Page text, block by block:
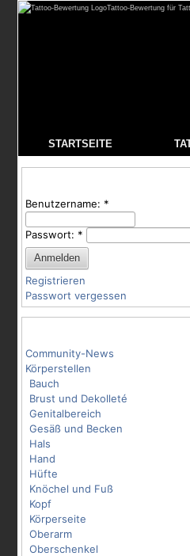
Tattoo-Bewertung für
STARTSEITE
Benutzername: *
Passwort: *
Registrieren
Passwort vergessen
Community-News
Körperstellen
Bauch
Brust und Dekolleté
Genitalbereich
Gesäß und Becken
Hals
Hand
Hüfte
Knöchel und Fuß
Kopf
Körperseite
Oberarm
Oberschenkel